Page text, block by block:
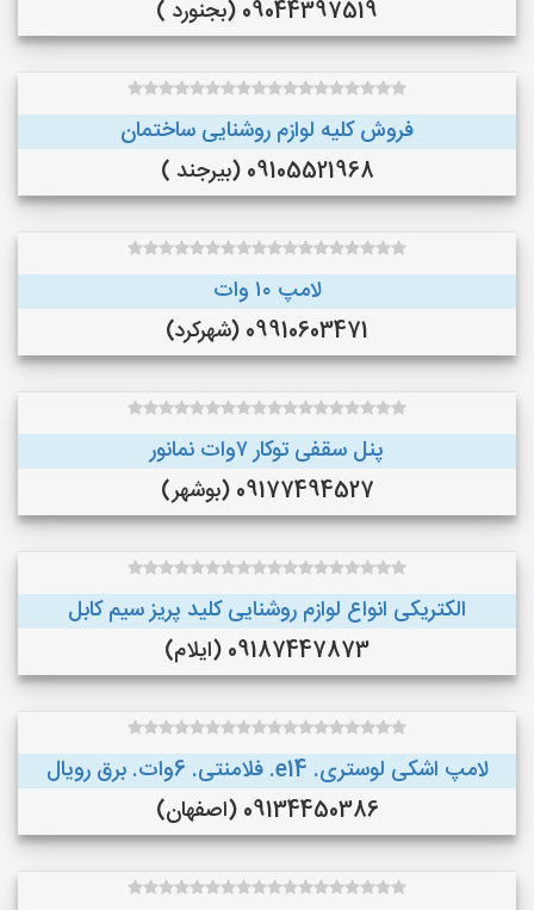
09044397519 (بجنورد )
فروش کلیه لوازم روشنایی ساختمان
09105521968 (بیرجند )
لامپ ۱۰ وات
09910603471 (شهرکرد)
پنل سقفی توکار ۷وات نمانور
09177494527 (بوشهر)
الکتریکی انواع لوازم روشنایی کلید پریز سیم کابل
09187447873 (ایلام)
لامپ اشکی لوستری. e14. فلامنتی. 6وات. برق رویال
09134450386 (اصفهان)